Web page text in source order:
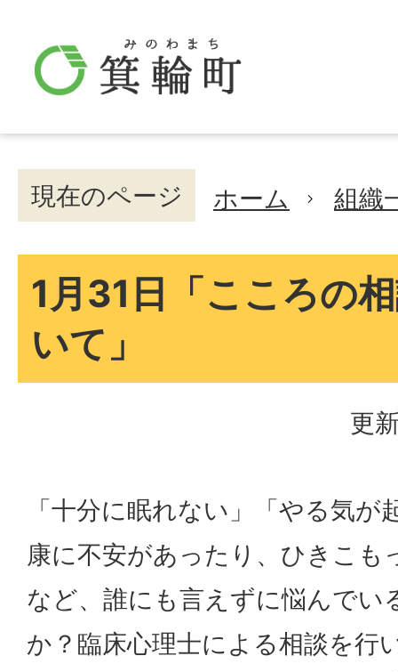
現在のページ ホーム 組織
1月31日「こころの
いて」
更
「十分に眠れない」「やる気
康に不安があったり、ひきこも
など、誰にも言えずに悩んでい
か？臨床心理士による相談を行